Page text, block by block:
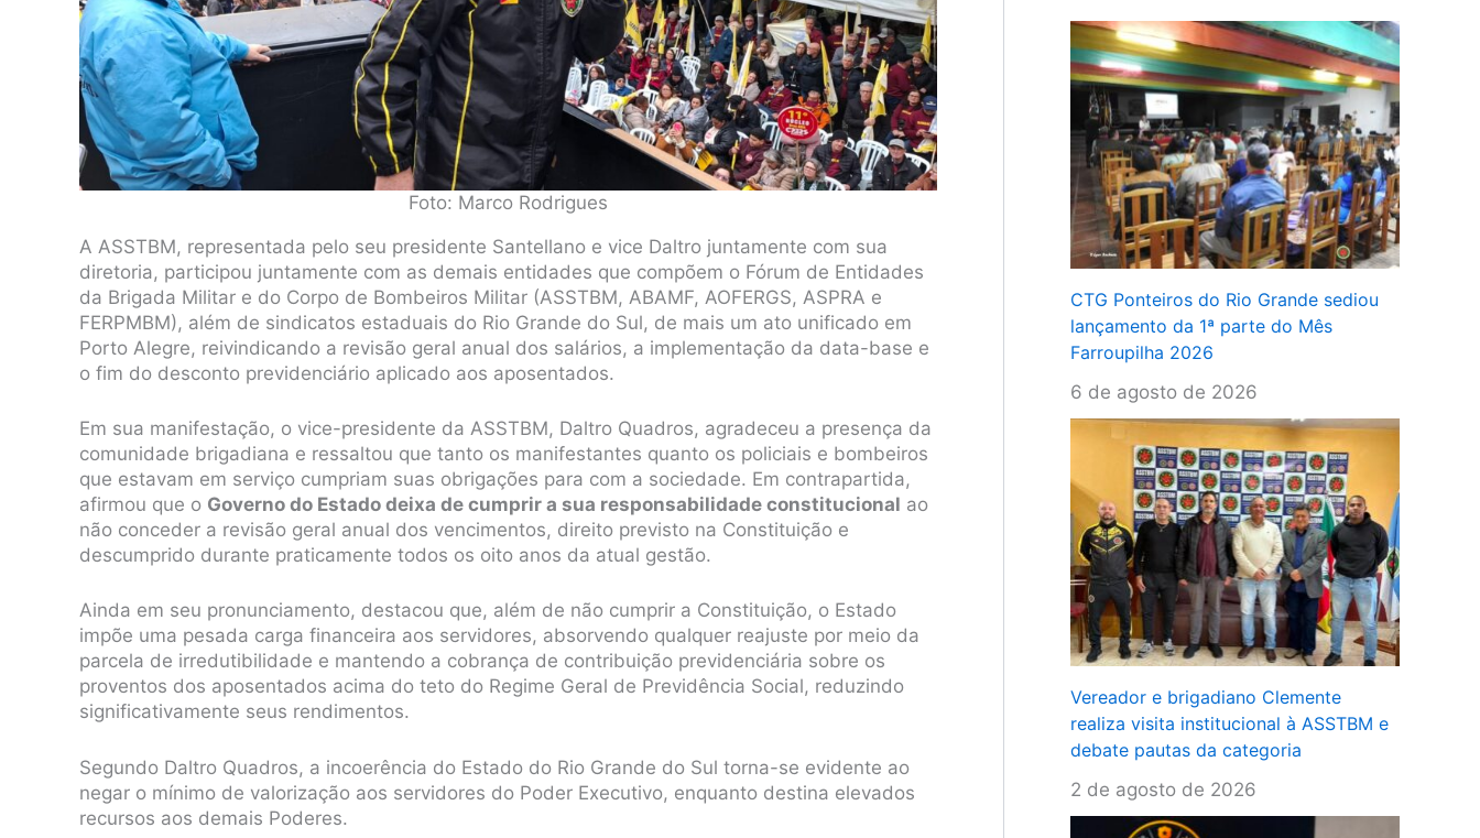
Foto: Marco Rodrigues
A ASSTBM, representada pelo seu presidente Santellano e vice Daltro juntamente com sua
diretoria, participou juntamente com as demais entidades que compõem o Fórum de Entidades
da Brigada Militar e do Corpo de Bombeiros Militar (ASSTBM, ABAMF, AOFERGS, ASPRA e
FERPMBM), além de sindicatos estaduais do Rio Grande do Sul, de mais um ato unificado em
Porto Alegre, reivindicando a revisão geral anual dos salários, a implementação da data-base e
o fim do desconto previdenciário aplicado aos aposentados.
Em sua manifestação, o vice-presidente da ASSTBM, Daltro Quadros, agradeceu a presença da
comunidade brigadiana e ressaltou que tanto os manifestantes quanto os policiais e bombeiros
que estavam em serviço cumpriam suas obrigações para com a sociedade. Em contrapartida,
afirmou que o Governo do Estado deixa de cumprir a sua responsabilidade constitucional ao
não conceder a revisão geral anual dos vencimentos, direito previsto na Constituição e
descumprido durante praticamente todos os oito anos da atual gestão.
Ainda em seu pronunciamento, destacou que, além de não cumprir a Constituição, o Estado
impõe uma pesada carga financeira aos servidores, absorvendo qualquer reajuste por meio da
parcela de irredutibilidade e mantendo a cobrança de contribuição previdenciária sobre os
proventos dos aposentados acima do teto do Regime Geral de Previdência Social, reduzindo
significativamente seus rendimentos.
Segundo Daltro Quadros, a incoerência do Estado do Rio Grande do Sul torna-se evidente ao
negar o mínimo de valorização aos servidores do Poder Executivo, enquanto destina elevados
recursos aos demais Poderes.
CTG Ponteiros do Rio Grande sediou
lançamento da 1ª parte do Mês
Farroupilha 2026
6 de agosto de 2026
Vereador e brigadiano Clemente
realiza visita institucional à ASSTBM e
debate pautas da categoria
2 de agosto de 2026